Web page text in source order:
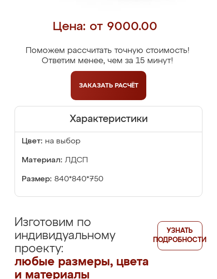
Цена: от 9000.00
Поможем рассчитать точную стоимость!
Ответим менее, чем за 15 минут!
ЗАКАЗАТЬ РАСЧЁТ
Характеристики
Цвет: на выбор
Материал: ЛДСП
Размер: 840*840*750
Изготовим по
индивидуальному
проекту:
любые размеры, цвета
и материалы
УЗНАТЬ
ПОДРОБНОСТИ